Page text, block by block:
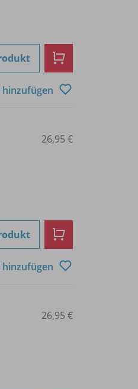
26,95 €
26,95 €